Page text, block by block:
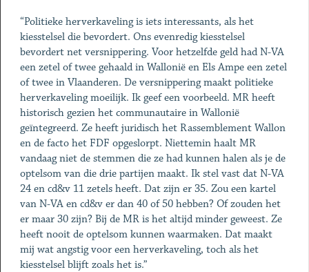
“Politieke herverkaveling is iets interessants, als het
kiesstelsel die bevordert. Ons evenredig kiesstelsel
bevordert net versnippering. Voor hetzelfde geld had N-VA
een zetel of twee gehaald in Wallonië en Els Ampe een zetel
of twee in Vlaanderen. De versnippering maakt politieke
herverkaveling moeilijk. Ik geef een voorbeeld. MR heeft
historisch gezien het communautaire in Wallonië
geïntegreerd. Ze heeft juridisch het Rassemblement Wallon
en de facto het FDF opgeslorpt. Niettemin haalt MR
vandaag niet de stemmen die ze had kunnen halen als je de
optelsom van die drie partijen maakt. Ik stel vast dat N-VA
24 en cd&v 11 zetels heeft. Dat zijn er 35. Zou een kartel
van N-VA en cd&v er dan 40 of 50 hebben? Of zouden het
er maar 30 zijn? Bij de MR is het altijd minder geweest. Ze
heeft nooit de optelsom kunnen waarmaken. Dat maakt
mij wat angstig voor een herverkaveling, toch als het
kiesstelsel blijft zoals het is.”